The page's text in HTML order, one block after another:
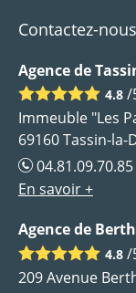
Contactez-nous
Agence de
4.8 /
Immeuble "Les
69160 Tassin-la-
04.81.09.70.85
En savoir +
Agence de
4.8 /
209 Avenue